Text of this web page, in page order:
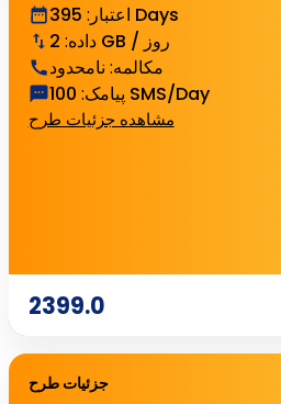
اعتبار :
395 Days
داده:
2 GB / روز
مکالمه: نامحدود
پیامک: 100 SMS/Day
مشاهده جزئیات طرح
2399.0
جزئیات طرح